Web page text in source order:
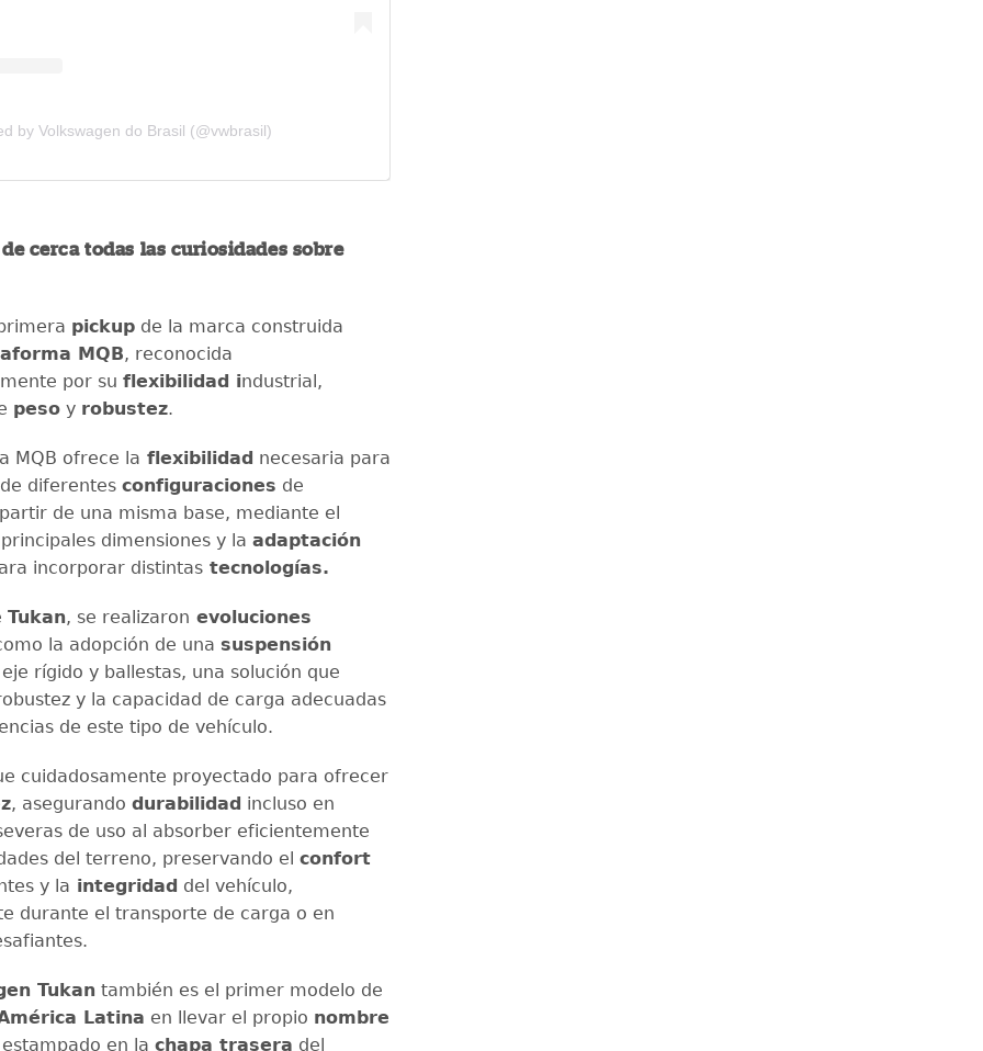
by Volkswagen do Brasil (@vwbrasil)
cerca todas las curiosidades sobre
pickup de la marca construida
MQB, reconocida
por su flexibilidad industrial,
peso y robustez.
MQB ofrece la flexibilidad necesaria para
diferentes configuraciones de
de una misma base, mediante el
dimensiones y la adaptación
incorporar distintas tecnologías.
Tukan, se realizaron evoluciones
la adopción de una suspensión
rígido y ballestas, una solución que
y la capacidad de carga adecuadas
de este tipo de vehículo.
cuidadosamente proyectado para ofrecer
, asegurando durabilidad incluso en
de uso al absorber eficientemente
del terreno, preservando el confort
y la integridad del vehículo,
durante el transporte de carga o en
Tukan también es el primer modelo de
Latina en llevar el propio nombre
en la chapa trasera del